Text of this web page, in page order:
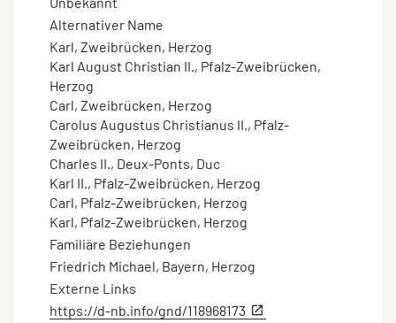
Alternativer Name
Karl, Zweibrücken, Herzog
Karl August Christian II., Pfalz-Zweibrücken,
Herzog
Carl, Zweibrücken, Herzog
Carolus Augustus Christianus II., Pfalz-
Zweibrücken, Herzog
Charles II., Deux-Ponts, Duc
Karl II., Pfalz-Zweibrücken, Herzog
Carl, Pfalz-Zweibrücken, Herzog
Karl, Pfalz-Zweibrücken, Herzog
Familiäre Beziehungen
Friedrich Michael, Bayern, Herzog
Externe Links
https://d-nb.info/gnd/118968173